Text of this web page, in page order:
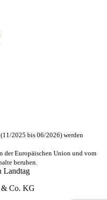
2025 bis 06/2026) werden
der Europäischen Union und vom
beruhen.
& Co. KG